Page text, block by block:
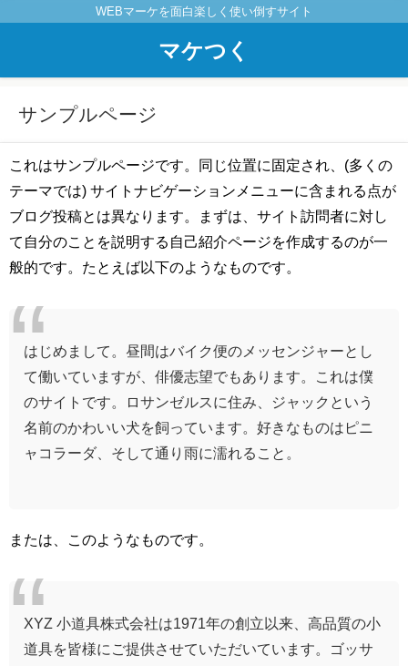
WEBマーケを面白楽しく使い倒すサイト
マケつく
サンプルページ
これはサンプルページです。同じ位置に固定され、(多くの
テーマでは) サイトナビゲーションメニューに含まれる点が
ブログ投稿とは異なります。まずは、サイト訪問者に対し
て自分のことを説明する自己紹介ページを作成するのが一
般的です。たとえば以下のようなものです。
はじめまして。昼間はバイク便のメッセンジャーとし
て働いていますが、俳優志望でもあります。これは僕
のサイトです。ロサンゼルスに住み、ジャックという
名前のかわいい犬を飼っています。好きなものはピニ
ャコラーダ、そして通り雨に濡れること。
または、このようなものです。
XYZ 小道具株式会社は1971年の創立以来、高品質の小
道具を皆様にご提供させていただいています。ゴッサ